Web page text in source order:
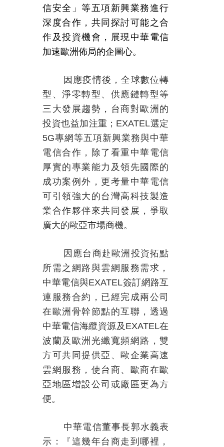
信安全」等五項新興業務進行
深度合作，共同探討可能之合
作及投資機會，展現中華電信
加速歐洲佈局的企圖心。
因應疫情後，全球數位轉
型、淨零轉型、供應鏈轉型等
三大發展趨勢，台商對歐洲的
投資也益加注重； EXATEL選定
5G專網等五項新興業務與中華
電信合作，除了看重中華電信
厚實的專業能力及領先國際的
成功案例外，更考量中華電信
可引領強大的台灣高科技製造
業合作夥伴來共同發展，爭取
廣大的歐亞市場商機。
因應台商赴歐洲投資拓點
所需之網路與雲網服務需求，
中華電信與EXATEL簽訂網路互
連服務合約，已經完成兩公司
在歐洲骨幹節點的互聯，透過
中華電信海纜資源及 EXATEL在
波蘭及歐洲光纖寬頻網路，雙
方可共同提供亞、歐企業高速
雲網服務，使台商、歐商在歐
亞地區增設公司或廠區更為方
便。
中華電信董事長郭水義表
示：『這幾年台商走到哪裡，